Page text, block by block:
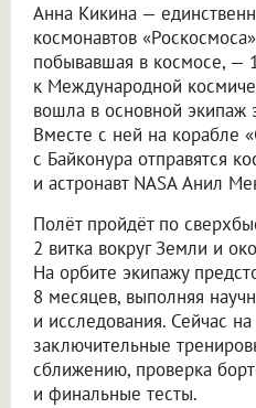
Анна Кикина —
космонавтов
побывавшая в космосе, —
к Международной
вошла в основной
Вместе с ней на корабле
с Байконура отправятся
и астронавт NASA Анил
Полёт пройдёт по
2 витка вокруг Земли и
На орбите экипажу
8 месяцев, выполняя
и исследования. Сейчас
заключительные
сближению, проверка
и финальные тесты.